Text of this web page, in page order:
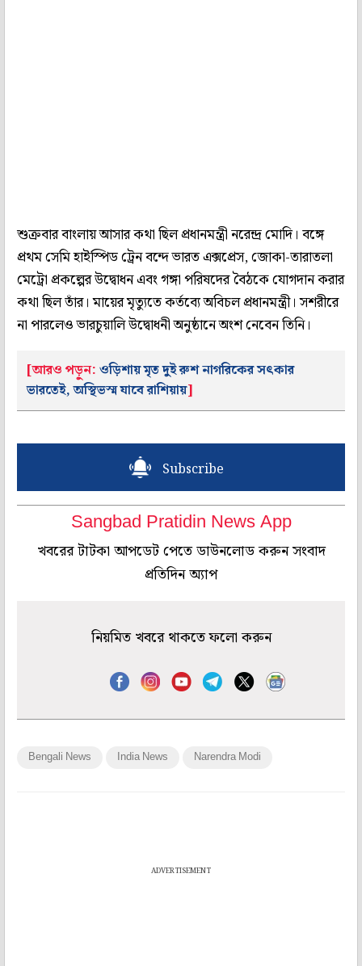
শুক্রবার বাংলায় আসার কথা ছিল প্রধানমন্ত্রী নরেন্দ্র মোদি। বঙ্গে
প্রথম সেমি হাইস্পিড ট্রেন বন্দে ভারত এক্সপ্রেস, জোকা-তারাতলা
মেট্রো প্রকল্পের উদ্বোধন এবং গঙ্গা পরিষদের বৈঠকে যোগদান করার
কথা ছিল তাঁর। মায়ের মৃত্যুতে কর্তব্যে অবিচল প্রধানমন্ত্রী। সশরীরে
না পারলেও ভারচুয়ালি উদ্বোধনী অনুষ্ঠানে অংশ নেবেন তিনি।
[আরও পড়ুন: ওড়িশায় মৃত দুই রুশ নাগরিকের সৎকার
ভারতেই, অস্থিভস্ম যাবে রাশিয়ায়]
Subscribe
Sangbad Pratidin News App
খবরের টাটকা আপডেট পেতে ডাউনলোড করুন সংবাদ
প্রতিদিন অ্যাপ
নিয়মিত খবরে থাকতে ফলো করুন
Bengali News India News Narendra Modi
ADVERTISEMENT